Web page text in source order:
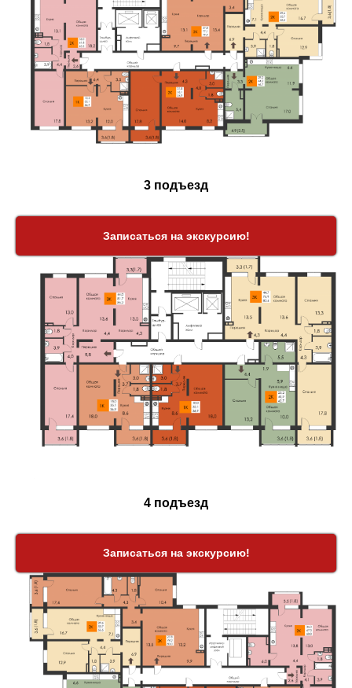
3 подъезд
Записаться на экскурсию!
4 подъезд
Записаться на экскурсию!